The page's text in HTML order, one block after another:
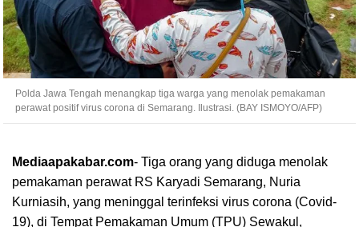
Polda Jawa Tengah menangkap tiga warga yang menolak pemakaman
perawat positif virus corona di Semarang. Ilustrasi. (BAY ISMOYO/AFP)
Mediaapakabar.com- Tiga orang yang diduga menolak
pemakaman perawat RS Karyadi Semarang, Nuria
Kurniasih, yang meninggal terinfeksi virus corona (Covid-
19), di Tempat Pemakaman Umum (TPU) Sewakul,